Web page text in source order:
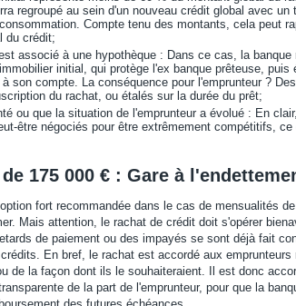
regroupé au sein d'un nouveau crédit global avec un
Compte tenu des montants, cela peut
du crédit;
associé à une hypothèque : Dans ce cas, la banque
initial, qui protège l'ex banque prêteuse, puis
son compte. La conséquence pour l'emprunteur ?
du rachat, ou étalés sur la durée du prêt;
ou que la situation de l'emprunteur a évolué : En
être négociés pour être extrêmement compétitifs,
175 000 € : Gare à
fort recommandée dans le cas de mensualités
Mais attention, le rachat de crédit doit s'opérer
de paiement ou des impayés se sont déjà fait
En bref, le rachat est accordé aux
de la façon dont ils le souhaiteraient. Il est donc
de la part de l'emprunteur, pour que la